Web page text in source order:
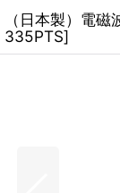
（日本製）電
335PTS]